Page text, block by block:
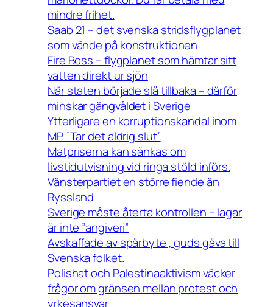
mindre frihet.
Saab 21 – det svenska stridsflygplanet
som vände på konstruktionen
Fire Boss – flygplanet som hämtar sitt
vatten direkt ur sjön
När staten började slå tillbaka – därför
minskar gängvåldet i Sverige
Ytterligare en korruptionskandal inom
MP. ”Tar det aldrig slut”
Matpriserna kan sänkas om
livstidutvisning vid ringa stöld införs.
Vänsterpartiet en större fiende än
Ryssland
Sverige måste återta kontrollen – lagar
är inte ”angiveri”
Avskaffade av spårbyte , guds gåva till
Svenska folket.
Polishat och Palestinaaktivism väcker
frågor om gränsen mellan protest och
yrkesansvar